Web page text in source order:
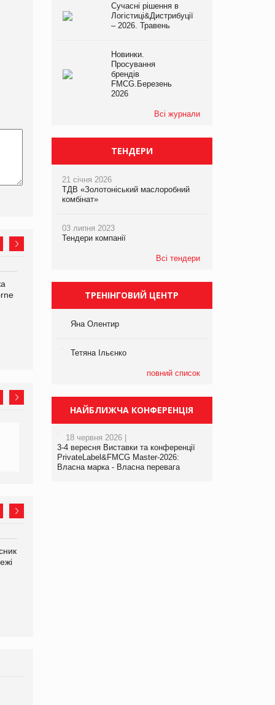
Bosch заявила про повне
знищення своєї продукції
Смачна новинка для
хвостатих: у VARUS
Сучасні рішення в
Логістиці&Дистрибуції
– 2026. Травень
Новинки.
Просування
брендів
FMCG.Березень
2026
Всі журнали
ТЕНДЕРИ
21 січня 2026
ТДВ «Золотоніський маслоробний
комбінат»
03 липня 2023
Тендери компанії
Всі тендери
ТРЕНІНГОВИЙ ЦЕНТР
Яна Олентир
Тетяна Ільєнко
повний список
НАЙБЛИЖЧА КОНФЕРЕНЦІЯ
18 червня 2026 |
3-4 вересня Виставки та конференції
PrivateLabel&FMCG Master-2026:
Власна марка - Власна перевага